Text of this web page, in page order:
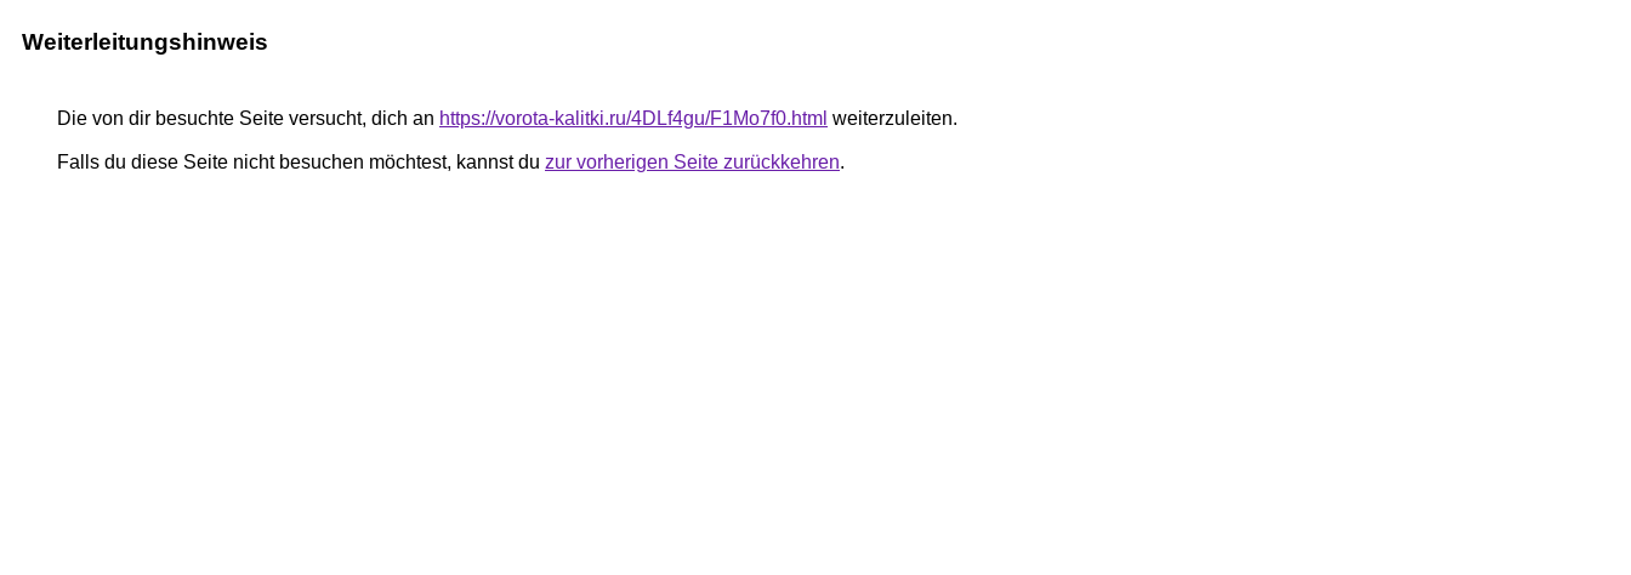
Weiterleitungshinweis
Die von dir besuchte Seite versucht, dich an https://vorota-kalitki.ru/4DLf4gu/F1Mo7f0.html weiterzuleiten.
Falls du diese Seite nicht besuchen möchtest, kannst du zur vorherigen Seite zurückkehren.